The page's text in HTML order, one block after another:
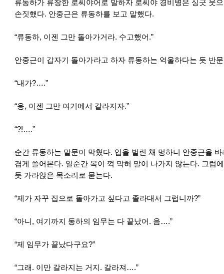
류동하가 류창한 로씨야어로 말하자 로씨야 경비병은 싱긋 웃
손짓했다. 안중근은 류동하를 보고 말했다.
“류동하, 이젠 그만 돌아가거라. 수고했어.”
안중근이 갑자기 돌아가라고 하자 류동하는 억울하다는 듯 반
“내가?….”
“응, 이젠 그만 여기에서 갈라지자.”
“?!….”
순간 류동하는 말문이 막혔다. 입을 벌린 채 멍하니 안중근을
겹게 쓸어본다. 일순간 목이 꺽 막혀 말이 나가지 않는다. 그럼
듯 가라앉은 목소리로 묻는다.
“제가 자꾸 집으로 돌아가고 싶다고 졸라대서 그럽니까?”
“아니, 여기까지 동하의 임무는 다 끝났어. 음….”
“제 임무가 끝났다구요?”
“그래. 이만 갈라지는 거지. 갈라져….”